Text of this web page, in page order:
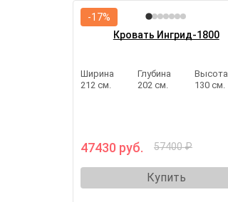
Кровать Ингрид-1800
Ширина
212 см.
Глубина
202 см.
Высота
130 см.
47430 руб. 57400 ₽
Купить
-17%